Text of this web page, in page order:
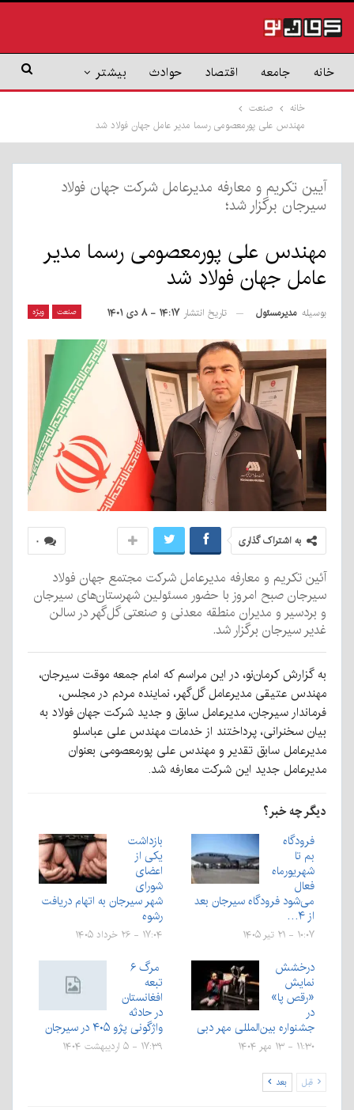
خانه جامعه اقتصاد حوادث بیشتر
خانه
صنعت
مهندس علی پورمعصومی رسما مدیر عامل جهان فولاد شد
آیین تکریم و معارفه مدیرعامل شرکت جهان فولاد
سیرجان برگزار شد؛
مهندس علی پورمعصومی رسما مدیر
عامل جهان فولاد شد
صنعت ویژه بوسیله مدیرمسئول تاریخ انتشار ۱۴:۱۷ - ۸ دی ۱۴۰۱
۰ به اشتراک گذاری
آئین تکریم و معارفه مدیرعامل شرکت مجتمع جهان فولاد
سیرجان صبح امروز با حضور مسئولین شهرستان‌های سیرجان
و بردسیر و مدیران منطقه معدنی و صنعتی گل‌گهر در سالن
غدیر سیرجان برگزار شد.
به گزارش کرمان‌نو، در این مراسم که امام جمعه موقت سیرجان،
مهندس عتیقی مدیرعامل گل‌گهر، نماینده مردم در مجلس،
فرماندار سیرجان، مدیرعامل سابق و جدید شرکت جهان فولاد به
بیان سخنرانی، پرداختند از خدمات مهندس علی عباسلو
مدیرعامل سابق تقدیر و مهندس علی پورمعصومی بعنوان
مدیرعامل جدید این شرکت معارفه شد.
دیگر چه خبر؟
فرودگاه
بم تا
شهریورماه
فعال
می‌شود فرودگاه سیرجان بعد
از ۴…
۱۰:۰۷ - ۲۱ تیر ۱۴۰۵
بازداشت
یکی از
اعضای
شورای
شهر سیرجان به اتهام دریافت
رشوه
۱۷:۰۴ - ۲۶ خرداد ۱۴۰۵
درخشش
نمایش
«رقص پا»
در
جشنواره بین‌المللی مهر دبی
۱۱:۳۰ - ۱۳ مهر ۱۴۰۴
مرگ ۶
تبعه
افغانستان
در حادثه
واژگونی پژو ۴۰۵ در سیرجان
۱۷:۳۹ - ۵ اردیبهشت ۱۴۰۴
قبل بعد